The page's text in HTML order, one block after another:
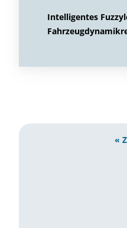
Intelligentes
«